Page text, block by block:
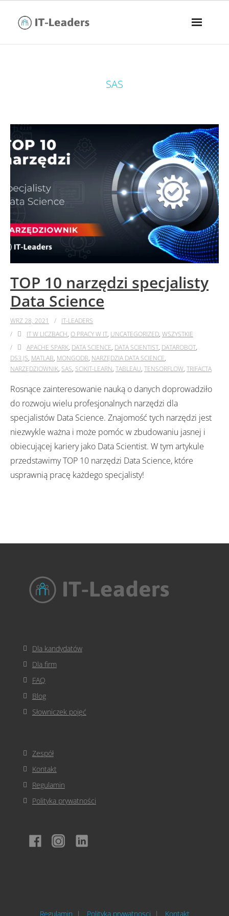
SAS
TOP 10 narzędzi specjalisty
Data Science
WRZ 28, 2021
IT-LEADERS
IT W LICZBACH, O PRACY W IT, UNCATEGORIZED, WSZYSTKIE
APACHE SPARK, DATA SCIENCE, DATA SCIENTIST, DATAROBOT,
DS3.JS, MATLAB, MONGODB, NARZĘDZIA DATA SCIENCE,
NARZĘDZIOWNIK, SAS, SCIKIT-LEARN, TABLEAU, TENSORFLOW, TRIFACTA
Rosnące zainteresowanie nauką o danych doprowadziło
do rozwoju wielu profesjonalnych narzędzi dla
specjalistów Data Science. Znajomość tych narzędzi jest
niezwykle ważna i może pomóc w zbudowaniu jasnej i
obiecującej kariery jako Data Scientist. W tym artykule
przedstawimy TOP 10 narzędzi Data Science, które
usprawnią pracę każdego specjalisty!
Dla kandydatów
Dla firm
FAQ
Blog
Słowniczek pojęć
Zespół
Kontakt
Regulamin
Polityka prywatności
Regulamin Polityka prywatnosci Kontakt